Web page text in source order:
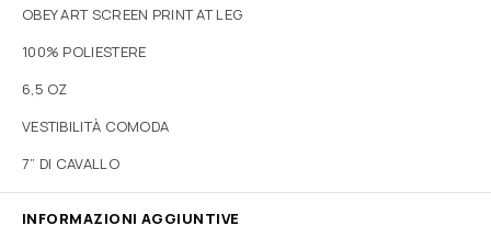
OBEY ART SCREEN PRINT AT LEG
100% POLIESTERE
6,5 OZ
VESTIBILITÀ COMODA
7” DI CAVALLO
INFORMAZIONI AGGIUNTIVE